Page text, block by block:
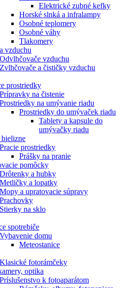
Elektrické zubné kefky
Horské slnká a infralampy
Osobné teplomery
Osobné váhy
Tlakomery
vzduchu
Odvlhčovače vzduchu
Zvlhčovače a čističky vzduchu
prostriedky
Prípravky na čistenie
Prostriedky na umývanie riadu
Prostriedky do umývaček riadu
Tablety a kapsule do
umývačky riadu
bielizne
Pracie prostriedky
Prášky na pranie
pomôcky
Drôtenky a hubky
Metličky a lopatky
Mopy a upratovacie súpravy
Prachovky
Stierky na sklo
spotrebiče
Vybavenie domu
Meteostanice
Klasické fotorámčeky
optika
Príslušenstvo k fotoaparátom